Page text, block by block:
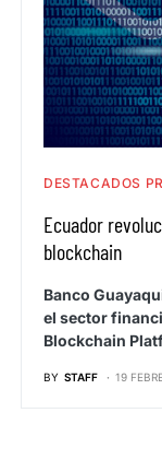
DESTACADOS
Ecuador
blockchain
Banco
el sector
Blockchain
BY STAFF 19